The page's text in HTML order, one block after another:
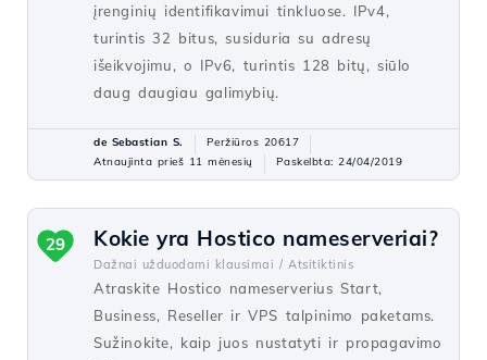
įrenginių identifikavimui tinkluose. IPv4,
turintis 32 bitus, susiduria su adresų
išeikvojimu, o IPv6, turintis 128 bitų, siūlo
daug daugiau galimybių.
de Sebastian S.
Peržiūros 20617
Atnaujinta prieš 11 mėnesių
Paskelbta: 24/04/2019
Kokie yra Hostico nameserveriai?
Dažnai užduodami klausimai / Atsitiktinis
Atraskite Hostico nameserverius Start,
Business, Reseller ir VPS talpinimo paketams.
Sužinokite, kaip juos nustatyti ir propagavimo
29